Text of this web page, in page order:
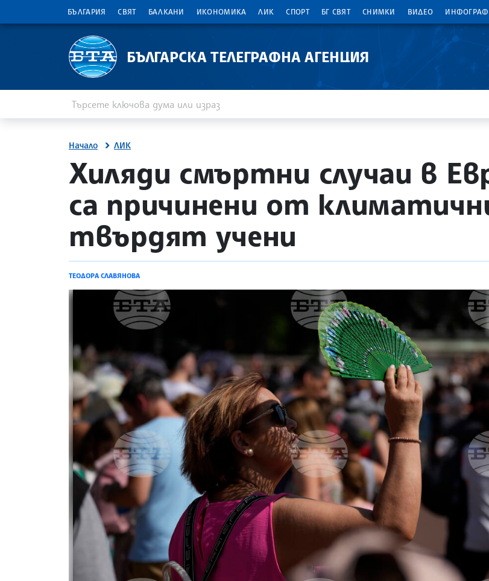
БЪЛГАРИЯ СВЯТ БАЛКАНИ ИКОНОМИКА ЛИК СПОРТ БГ СВЯТ СНИМКИ ВИДЕО
БЪЛГАРСКА ТЕЛЕГРАФНА АГЕНЦИЯ
Начало ЛИК
site.bta
Хиляди смъртни случаи в
са причинени от
твърдят учени
ТЕОДОРА СЛАВЯНОВА